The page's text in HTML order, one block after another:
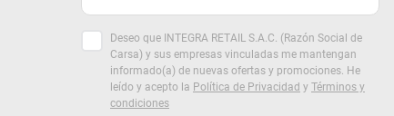
Deseo que INTEGRA RETAIL S.A.C. (Razón Social de
Carsa) y sus empresas vinculadas me mantengan
informado(a) de nuevas ofertas y promociones. He
leído y acepto la Política de Privacidad y Términos y
condiciones